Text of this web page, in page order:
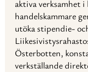
aktiva verksamhet
handelskammare
utöka stipendie-
Österbotten,
verkställande